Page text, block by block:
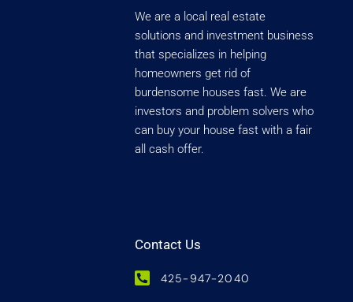
We are a local real estate
solutions and investment business
that specializes in helping
homeowners get rid of
burdensome houses fast. We are
investors and problem solvers who
can buy your house fast with a fair
all cash offer.
Contact Us
425-947-2040